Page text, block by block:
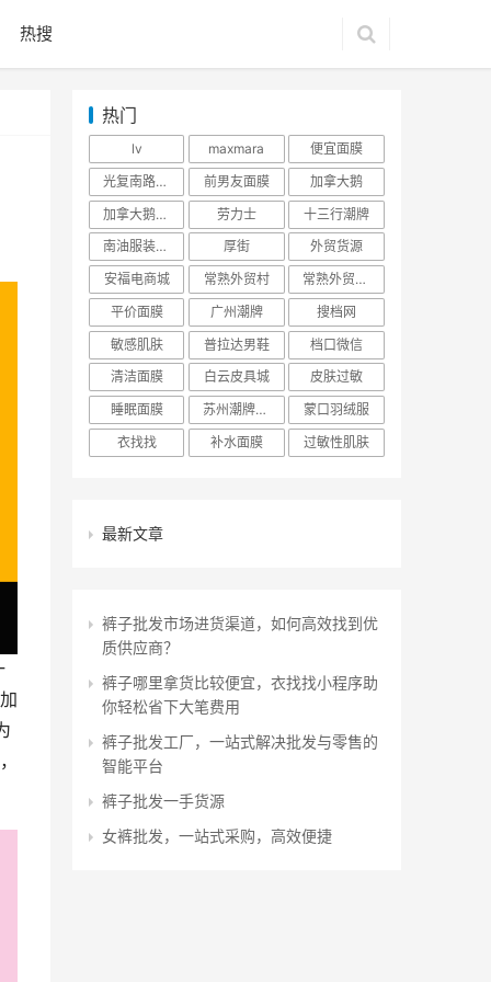
热搜
热门
lv maxmara
便宜面膜
光复南路潮牌
前男友面膜
加拿大鹅
加拿大鹅羽绒服
劳力士
十三行潮牌
南油服装批发市场
厚街
外贸货源
安福电商城
常熟外贸村
常熟外贸村货源
平价面膜
广州潮牌
搜档网
敏感肌肤
普拉达男鞋
档口微信
清洁面膜
白云皮具城
皮肤过敏
睡眠面膜
苏州潮牌货源
蒙口羽绒服
衣找找
补水面膜 过敏性肌肤
最新文章
裤子批发市场进货渠道，如何高效找到优
质供应商？
裤子哪里拿货比较便宜，衣找找小程序助
你轻松省下大笔费用
裤子批发工厂，一站式解决批发与零售的
智能平台
裤子批发一手货源
女裤批发，一站式采购，高效便捷